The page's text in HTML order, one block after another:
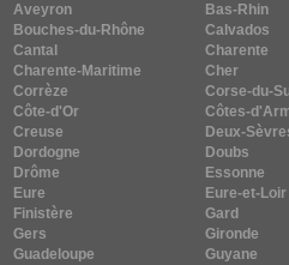
Aveyron
Bas-Rhin
Bouches-du-Rhône
Calvados
Cantal
Charente
Charente-Maritime
Cher
Corrèze
Corse-du-
Côte-d'Or
Côtes-
Creuse
Deux-
Dordogne
Doubs
Drôme
Essonne
Eure
Eure-et-Loir
Finistère
Gard
Gers
Gironde
Guadeloupe
Guyane